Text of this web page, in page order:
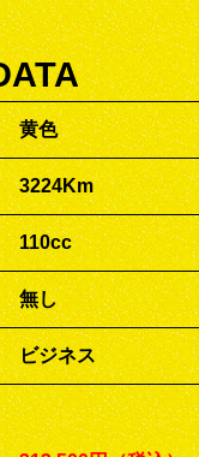
黄色
3224Km
110cc
無し
ビジネス